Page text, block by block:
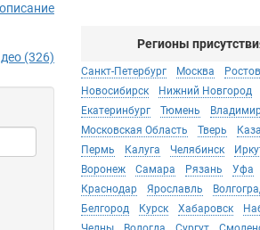
Регионы
Санкт-Петербург Москва
Новосибирск
Нижний Новгород
Екатеринбург
Тюмень
Московская Область
Тверь
Пермь
Калуга Челябинск
Воронеж
Самара Рязань Уфа
Краснодар
Ярославль
Белгород
Курск Хабаровск
(326)